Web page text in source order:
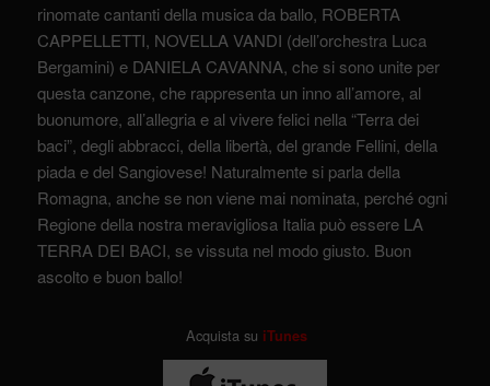
rinomate cantanti della musica da ballo, ROBERTA
CAPPELLETTI, NOVELLA VANDI (dell’orchestra Luca
Bergamini) e DANIELA CAVANNA, che si sono unite per
questa canzone, che rappresenta un inno all’amore, al
buonumore, all’allegria e al vivere felici nella “Terra dei
baci”, degli abbracci, della libertà, del grande Fellini, della
piada e del Sangiovese! Naturalmente si parla della
Romagna, anche se non viene mai nominata, perché ogni
Regione della nostra meravigliosa Italia può essere LA
TERRA DEI BACI, se vissuta nel modo giusto. Buon
ascolto e buon ballo!
Acquista su iTunes